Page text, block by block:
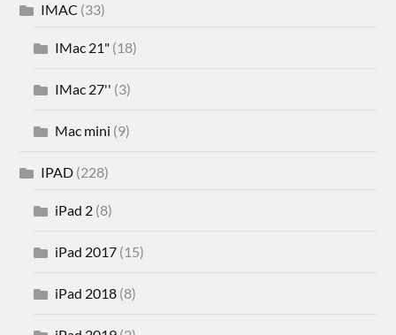
IMAC (33)
IMac 21" (18)
IMac 27'' (3)
Mac mini (9)
IPAD (228)
iPad 2 (8)
iPad 2017 (15)
iPad 2018 (8)